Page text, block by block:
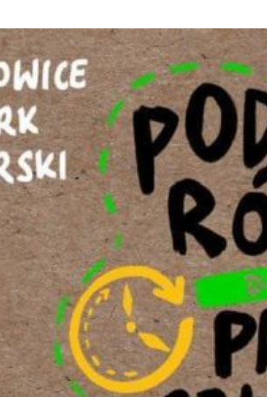
spożycia!!!
zdrowia — czas zacząć mówić o